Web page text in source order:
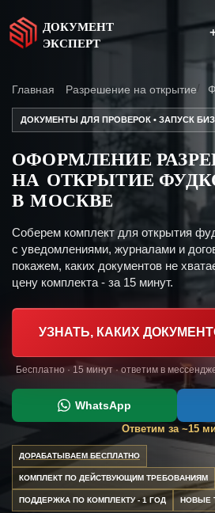
ДОКУМЕНТ
ЭКСПЕРТ
Главная Разрешение на открытие
ДОКУМЕНТЫ ДЛЯ ПРОВЕРОК • ЗАПУСК
ОФОРМЛЕНИЕ
НА ОТКРЫТИЕ
В МОСКВЕ
Соберем комплект для открытия
с уведомлениями, журналами и
покажем, каких документов не
цену комплекта - за 15 минут.
УЗНАТЬ, КАКИХ
Бесплатно · 15 минут · ответим в
WhatsApp
Ответим за ~15
ДОРАБАТЫВАЕМ БЕСПЛАТНО
КОМПЛЕКТ ПО ДЕЙСТВУЮЩИМ ТРЕБОВАНИЯМ
ПОДДЕРЖКА ПО КОМПЛЕКТУ - 1 ГОД НОВЫЕ